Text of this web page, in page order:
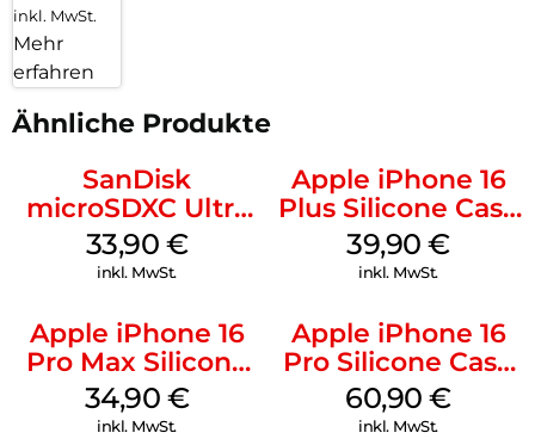
inkl. MwSt.
Mehr
erfahren
Ähnliche Produkte
SanDisk
microSDXC Ultra
128 GB + Adapter
Mobile
33,90 €
inkl. MwSt.
Apple iPhone 16
Plus Silicone Case
MagSafe Plum
39,90€
inkl. MwSt.
Apple iPhone 16
Pro Max Silicone
Case MagSafe
Denim
34,90 €
inkl. MwSt.
Apple iPhone 16
Pro Silicone Case
MagSafe Stone
Gray
60,90€
inkl. MwSt.